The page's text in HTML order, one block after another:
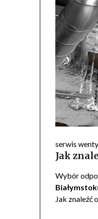
serwis
Jak
Wybór
Jak znaleźć